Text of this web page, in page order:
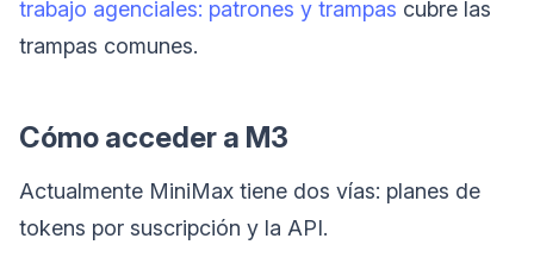
trabajo agenciales: patrones y trampas cubre las
trampas comunes.
Cómo acceder a M3
Actualmente MiniMax tiene dos vías: planes de
tokens por suscripción y la API.